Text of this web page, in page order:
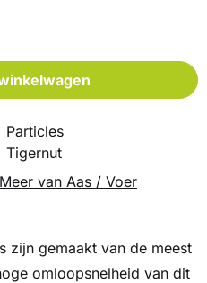
Particles
Tigernut
Meer van Aas / Voer
zijn gemaakt van de meest
omloopsnelheid van dit